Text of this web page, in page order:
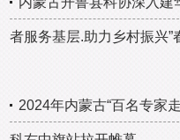
者服务基层.助力乡村振兴”
2024年内蒙古“百名专家